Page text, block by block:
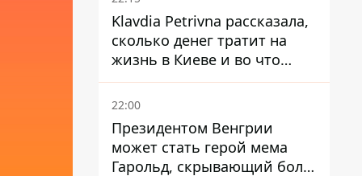
ставку
Klavdia Petrivna рассказала,
сколько денег тратит на
жизнь в Киеве и во что
вкладывает миллионы
22:00
Президентом Венгрии
может стать герой мема
Гарольд, скрывающий боль